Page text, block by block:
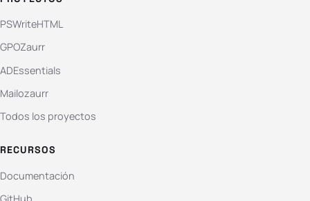
PSWriteHTML
GPOZaurr
ADEssentials
Mailozaurr
Todos los proyectos
RECURSOS
Documentación